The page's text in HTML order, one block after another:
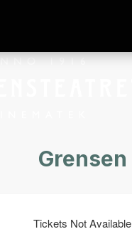
Grensen
Tickets Not Available